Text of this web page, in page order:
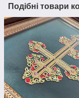
Подібні товари